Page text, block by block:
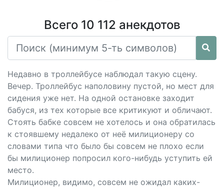
Всего 10 112 анекдотов
Недавно в троллейбусе наблюдал такую сцену.
Вечер. Троллейбус наполовину пустой, но мест для
сидения уже нет. На одной остановке заходит
бабуся, из тех которые все критикуют и обличают.
Стоять бабке совсем не хотелось и она обратилась
к стоявшему недалеко от неё милиционеру со
словами типа что было бы совсем не плохо если
бы милиционер попросил кого-нибудь уступить ей
место.
Милиционер, видимо, совсем не ожидал каких-